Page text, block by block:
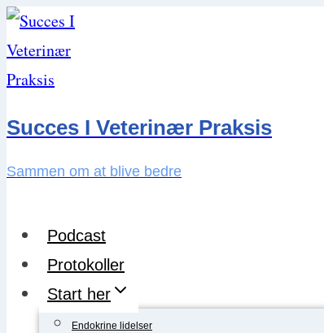
Skip
to
content
Succes I Veterinær Praksis
Sammen om at blive bedre
Podcast
Protokoller
Start her
Endokrine lidelser